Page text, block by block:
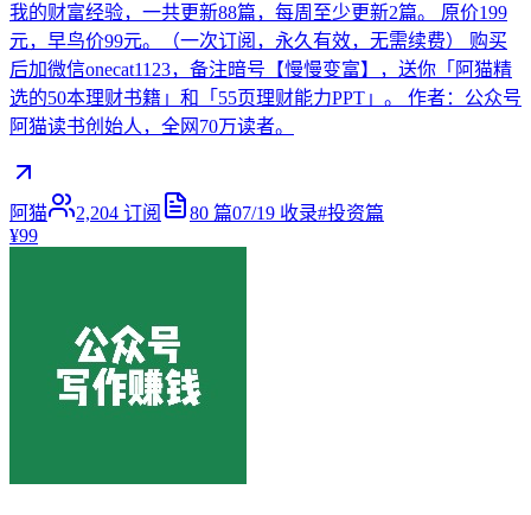
我的财富经验，一共更新88篇，每周至少更新2篇。 原价199
元，早鸟价99元。（一次订阅，永久有效，无需续费） 购买
后加微信onecat1123，备注暗号【慢慢变富】，送你「阿猫精
选的50本理财书籍」和「55页理财能力PPT」。 作者：公众号
阿猫读书创始人，全网70万读者。
阿猫 2,204 订阅 80 篇07/19 收录#投资篇
¥99